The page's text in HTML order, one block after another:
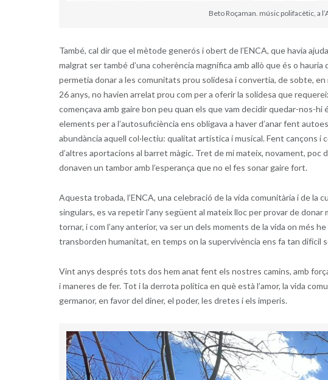
Beto Roçaman. músic polifacètic, a
També, cal dir que el mètode generós i obert de l’ENCA, que havia
malgrat ser també d’una coherència magnífica amb allò que és o
permetia donar a les comunitats prou solidesa i convertia, de sobte,
26 anys, no havien arrelat prou com per a oferir la solidesa que
començava amb gaire bon peu quan els que vam decidir quedar-nos-hi
elements per a l’autosuficiència ens obligava a haver d’anar fent
abundància aquell col·lectiu: qualitat artística i musical. Fent cançons i
d’altres aportacions al barret màgic. Tret de mi mateix, novament,
donaven un tambor amb l’esperança que no el fes sonar gaire fort.
Aquesta trobada, l’ENCA, una celebració de la vida comunitària i de la
singulars, es va repetir l’any següent al mateix lloc per provar de donar
tornar, i com l’any anterior, va ser un dels moments de la vida on més
transborden humanitat, en temps on la supervivència ens fa tan difícil
Vint anys després tots dos hem anat fent els nostres camins, amb
i maneres de fer. Tot i la derrota política en què està l’amor, la vida
germanor, en favor del diner, el poder, les dretes i els imperis.